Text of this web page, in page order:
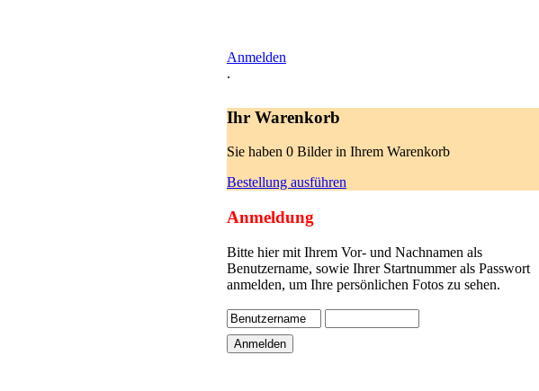
Anmelden
.
Ihr Warenkorb
Sie haben 0 Bilder in Ihrem Warenkorb
Bestellung ausführen
Anmeldung
Bitte hier mit Ihrem Vor- und Nachnamen als
Benutzername, sowie Ihrer Startnummer als Passwort
anmelden, um Ihre persönlichen Fotos zu sehen.